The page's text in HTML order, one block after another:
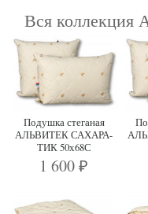
Вся
Подушка стеганая
АЛЬВИТЕК САХАРА-
ТИК 50х68С
1 600₽